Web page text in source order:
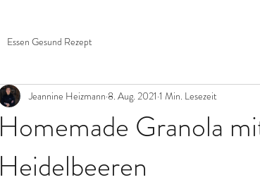
Essen Gesund Rezept
Homemade Granola
Heidelbeeren
Jeannine Heizmann 8. Aug. 2021 1 Min. Lesezeit